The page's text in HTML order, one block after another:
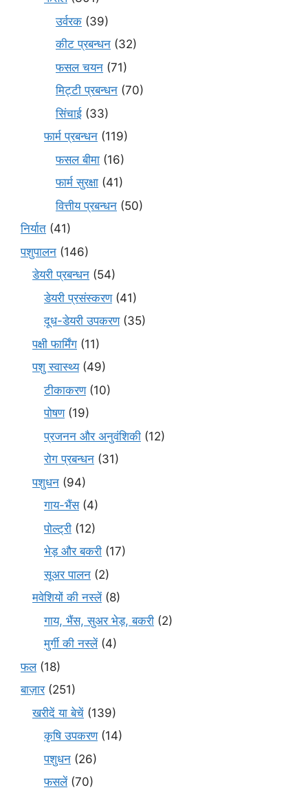
उर्वरक (39)
कीट प्रबन्धन (32)
फसल चयन (71)
मि‌ट्टी प्रबन्धन (70)
सिंचाई (33)
फार्म प्रबन्धन (119)
फसल बीमा (16)
फार्म सुरक्षा (41)
वित्तीय प्रबन्धन (50)
निर्यात (41)
पशुपालन (146)
डेयरी प्रबन्धन (54)
डेयरी प्रसंस्करण(41)
दूध-डेयरी उपकरण(35)
पक्षी फार्मिंग (11)
पशु स्वास्थ्य(49)
टीकाकरण(10)
पोषण(19)
प्रजनन और अनुवंशिकी (12)
रोग प्रबन्धन (31)
पशुधन (94)
गाय-भैंस(4)
पोल्ट्री (12)
भेड़ और बकरी (17)
सूअर पालन (2)
मवेशियों की नस्लें(8)
गाय, भैंस, सुअर भेड़, बकरी (2)
मुर्गी की नस्लें(4)
फल(18)
बाज़ार(251)
खरीदें या बेचें (139)
कृषि उपकरण(14)
पशुधन (26)
फसलें(70)